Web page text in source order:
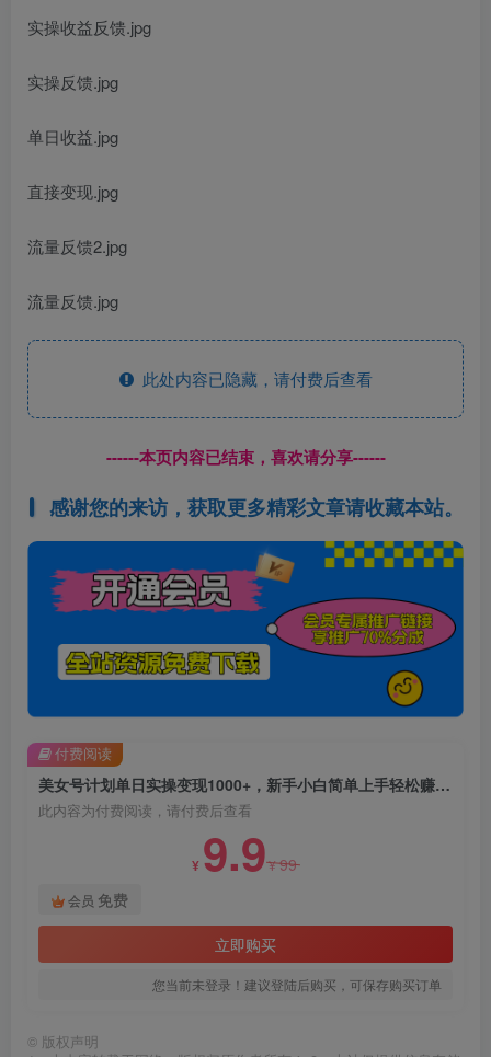
实操收益反馈.jpg
实操反馈.jpg
单日收益.jpg
直接变现.jpg
流量反馈2.jpg
流量反馈.jpg
此处内容已隐藏，请付费后查看
------本页内容已结束，喜欢请分享------
感谢您的来访，获取更多精彩文章请收藏本站。
美女号计划单日实操变现1000+，新手小白简单上手轻松赚钱【揭秘】
此内容为付费阅读，请付费后查看
¥ 9.9¥99
会员 免费
立即购买
您当前未登录！建议登陆后购买，可保存购买订单
付费阅读
© 版权声明